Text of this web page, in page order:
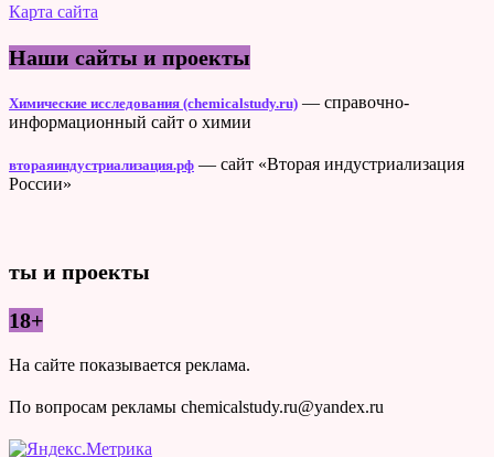
Карта сайта
Наши сайты и проекты
Химические исследования (chemicalstudy.ru) — справочно-
информационный сайт о химии
втораяиндустриализация.рф — сайт «Вторая индустриализация
России»
ты и проекты
18+
На сайте показывается реклама.
По вопросам рекламы chemicalstudy.ru@yandex.ru